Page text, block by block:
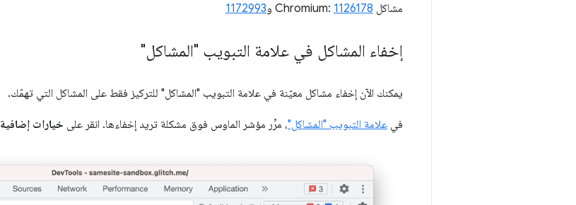
مشاكل Chromium: 1126178 و1172993
إخفاء المشاكل في علامة التبويب "المشاكل"
يمكنك الآن إخفاء مشاكل معيّنة في علامة التبويب "المشاكل" للتركيز فقط على المشاكل التي تهمّك.
في علامة التبويب "المشاكل"، مرِّر مؤشر الماوس فوق مشكلة تريد إخفاءها. انقر على خيارات إضافية